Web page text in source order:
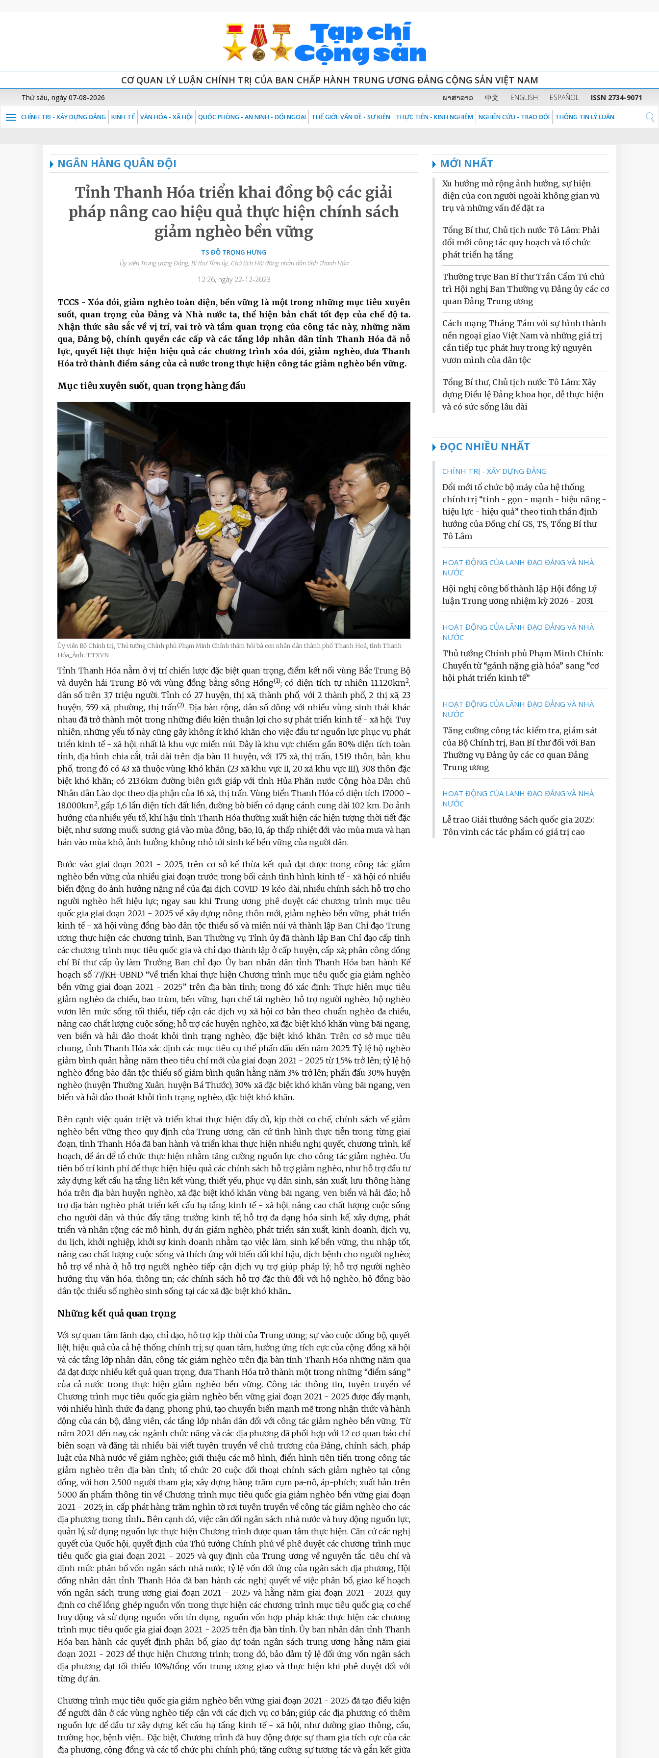
CƠ QUAN LÝ LUẬN CHÍNH TRỊ CỦA BAN CHẤP HÀNH TRUNG ƯƠNG ĐẢNG CỘNG SẢN VIỆT NAM
Thứ sáu, ngày 07-08-2026 ພາສາລາວ 中文 ENGLISH ESPAÑOL ISSN 2734-9071
CHÍNH TRỊ - XÂY DỰNG ĐẢNG KINH TẾ VĂN HÓA - XÃ HỘI QUỐC PHÒNG - AN NINH - ĐỐI NGOẠI THẾ GIỚI: VẤN ĐỀ - SỰ KIỆN THỰC TIỄN - KINH NGHIỆM NGHIÊN CỨU - TRAO ĐỔI THÔNG TIN LÝ LUẬN
NGÂN HÀNG QUÂN ĐỘI
Tỉnh Thanh Hóa triển khai đồng bộ các giải
pháp nâng cao hiệu quả thực hiện chính sách
giảm nghèo bền vững
TS ĐỖ TRỌNG HƯNG
Ủy viên Trung ương Đảng, Bí thư Tỉnh ủy, Chủ tịch Hội đồng nhân dân tỉnh Thanh Hóa
12:26, ngày 22-12-2023
TCCS - Xóa đói, giảm nghèo toàn diện, bền vững là một trong những mục tiêu xuyên
suốt, quan trọng của Đảng và Nhà nước ta, thể hiện bản chất tốt đẹp của chế độ ta.
Nhận thức sâu sắc về vị trí, vai trò và tầm quan trọng của công tác này, những năm
qua, Đảng bộ, chính quyền các cấp và các tầng lớp nhân dân tỉnh Thanh Hóa đã nỗ
lực, quyết liệt thực hiện hiệu quả các chương trình xóa đói, giảm nghèo, đưa Thanh
Hóa trở thành điểm sáng của cả nước trong thực hiện công tác giảm nghèo bền vững.
Mục tiêu xuyên suốt, quan trọng hàng đầu
Ủy viên Bộ Chính trị, Thủ tướng Chính phủ Phạm Minh Chính thăm hỏi bà con nhân dân thành phố Thanh Hoá, tỉnh Thanh
Hóa_Ảnh: TTXVN
Tỉnh Thanh Hóa nằm ở vị trí chiến lược đặc biệt quan trọng, điểm kết nối vùng Bắc Trung Bộ
và duyên hải Trung Bộ với vùng đồng bằng sông Hồng(1); có diện tích tự nhiên 11.120km2,
dân số trên 3,7 triệu người. Tỉnh có 27 huyện, thị xã, thành phố, với 2 thành phố, 2 thị xã, 23
huyện, 559 xã, phường, thị trấn(2). Địa bàn rộng, dân số đông với nhiều vùng sinh thái khác
nhau đã trở thành một trong những điều kiện thuận lợi cho sự phát triển kinh tế - xã hội. Tuy
nhiên, những yếu tố này cũng gây không ít khó khăn cho việc đầu tư nguồn lực phục vụ phát
triển kinh tế - xã hội, nhất là khu vực miền núi. Đây là khu vực chiếm gần 80% diện tích toàn
tỉnh, địa hình chia cắt, trải dài trên địa bàn 11 huyện, với 175 xã, thị trấn, 1.519 thôn, bản, khu
phố, trong đó có 43 xã thuộc vùng khó khăn (23 xã khu vực II, 20 xã khu vực III), 308 thôn đặc
biệt khó khăn; có 213,6km đường biên giới giáp với tỉnh Hủa Phăn nước Cộng hòa Dân chủ
Nhân dân Lào dọc theo địa phận của 16 xã, thị trấn. Vùng biển Thanh Hóa có diện tích 17.000 -
18.000km2, gấp 1,6 lần diện tích đất liền, đường bờ biển có dạng cánh cung dài 102 km. Do ảnh
hưởng của nhiều yếu tố, khí hậu tỉnh Thanh Hóa thường xuất hiện các hiện tượng thời tiết đặc
biệt, như sương muối, sương giá vào mùa đông, bão, lũ, áp thấp nhiệt đới vào mùa mưa và hạn
hán vào mùa khô, ảnh hưởng không nhỏ tới sinh kế bền vững của người dân.
Bước vào giai đoạn 2021 - 2025, trên cơ sở kế thừa kết quả đạt được trong công tác giảm
nghèo bền vững của nhiều giai đoạn trước; trong bối cảnh tình hình kinh tế - xã hội có nhiều
biến động do ảnh hưởng nặng nề của đại dịch COVID-19 kéo dài, nhiều chính sách hỗ trợ cho
người nghèo hết hiệu lực; ngay sau khi Trung ương phê duyệt các chương trình mục tiêu
quốc gia giai đoạn 2021 - 2025 về xây dựng nông thôn mới, giảm nghèo bền vững, phát triển
kinh tế - xã hội vùng đồng bào dân tộc thiểu số và miền núi và thành lập Ban Chỉ đạo Trung
ương thực hiện các chương trình, Ban Thường vụ Tỉnh ủy đã thành lập Ban Chỉ đạo cấp tỉnh
các chương trình mục tiêu quốc gia và chỉ đạo thành lập ở cấp huyện, cấp xã; phân công đồng
chí Bí thư cấp ủy làm Trưởng Ban chỉ đạo. Ủy ban nhân dân tỉnh Thanh Hóa ban hành Kế
hoạch số 77/KH-UBND “Về triển khai thực hiện Chương trình mục tiêu quốc gia giảm nghèo
bền vững giai đoạn 2021 - 2025” trên địa bàn tỉnh; trong đó xác định: Thực hiện mục tiêu
giảm nghèo đa chiều, bao trùm, bền vững, hạn chế tái nghèo; hỗ trợ người nghèo, hộ nghèo
vươn lên mức sống tối thiểu, tiếp cận các dịch vụ xã hội cơ bản theo chuẩn nghèo đa chiều,
nâng cao chất lượng cuộc sống; hỗ trợ các huyện nghèo, xã đặc biệt khó khăn vùng bãi ngang,
ven biển và hải đảo thoát khỏi tình trạng nghèo, đặc biệt khó khăn. Trên cơ sở mục tiêu
chung, tỉnh Thanh Hóa xác định các mục tiêu cụ thể phấn đấu đến năm 2025: Tỷ lệ hộ nghèo
giảm bình quân hằng năm theo tiêu chí mới của giai đoạn 2021 - 2025 từ 1,5% trở lên; tỷ lệ hộ
nghèo đồng bào dân tộc thiểu số giảm bình quân hằng năm 3% trở lên; phấn đấu 30% huyện
nghèo (huyện Thường Xuân, huyện Bá Thước), 30% xã đặc biệt khó khăn vùng bãi ngang, ven
biển và hải đảo thoát khỏi tình trạng nghèo, đặc biệt khó khăn.
Bên cạnh việc quán triệt và triển khai thực hiện đầy đủ, kịp thời cơ chế, chính sách về giảm
nghèo bền vững theo quy định của Trung ương; căn cứ tình hình thực tiễn trong từng giai
đoạn, tỉnh Thanh Hóa đã ban hành và triển khai thực hiện nhiều nghị quyết, chương trình, kế
hoạch, đề án để tổ chức thực hiện nhằm tăng cường nguồn lực cho công tác giảm nghèo. Ưu
tiên bố trí kinh phí để thực hiện hiệu quả các chính sách hỗ trợ giảm nghèo, như hỗ trợ đầu tư
xây dựng kết cấu hạ tầng liên kết vùng, thiết yếu, phục vụ dân sinh, sản xuất, lưu thông hàng
hóa trên địa bàn huyện nghèo, xã đặc biệt khó khăn vùng bãi ngang, ven biển và hải đảo; hỗ
trợ địa bàn nghèo phát triển kết cấu hạ tầng kinh tế - xã hội, nâng cao chất lượng cuộc sống
cho người dân và thúc đẩy tăng trưởng kinh tế; hỗ trợ đa dạng hóa sinh kế, xây dựng, phát
triển và nhân rộng các mô hình, dự án giảm nghèo, phát triển sản xuất, kinh doanh, dịch vụ,
du lịch, khởi nghiệp, khởi sự kinh doanh nhằm tạo việc làm, sinh kế bền vững, thu nhập tốt,
nâng cao chất lượng cuộc sống và thích ứng với biến đổi khí hậu, dịch bệnh cho người nghèo;
hỗ trợ về nhà ở; hỗ trợ người nghèo tiếp cận dịch vụ trợ giúp pháp lý; hỗ trợ người nghèo
hưởng thụ văn hóa, thông tin; các chính sách hỗ trợ đặc thù đối với hộ nghèo, hộ đồng bào
dân tộc thiểu số nghèo sinh sống tại các xã đặc biệt khó khăn...
Những kết quả quan trọng
Với sự quan tâm lãnh đạo, chỉ đạo, hỗ trợ kịp thời của Trung ương; sự vào cuộc đồng bộ, quyết
liệt, hiệu quả của cả hệ thống chính trị; sự quan tâm, hưởng ứng tích cực của cộng đồng xã hội
và các tầng lớp nhân dân, công tác giảm nghèo trên địa bàn tỉnh Thanh Hóa những năm qua
đã đạt được nhiều kết quả quan trọng, đưa Thanh Hóa trở thành một trong những “điểm sáng”
của cả nước trong thực hiện giảm nghèo bền vững. Công tác thông tin, tuyên truyền về
Chương trình mục tiêu quốc gia giảm nghèo bền vững giai đoạn 2021 - 2025 được đẩy mạnh,
với nhiều hình thức đa dạng, phong phú, tạo chuyển biến mạnh mẽ trong nhận thức và hành
động của cán bộ, đảng viên, các tầng lớp nhân dân đối với công tác giảm nghèo bền vững. Từ
năm 2021 đến nay, các ngành chức năng và các địa phương đã phối hợp với 12 cơ quan báo chí
biên soạn và đăng tải nhiều bài viết tuyên truyền về chủ trương của Đảng, chính sách, pháp
luật của Nhà nước về giảm nghèo; giới thiệu các mô hình, điển hình tiên tiến trong công tác
giảm nghèo trên địa bàn tỉnh; tổ chức 20 cuộc đối thoại chính sách giảm nghèo tại cộng
đồng, với hơn 2.500 người tham gia; xây dựng hàng trăm cụm pa-nô, áp-phích; xuất bản trên
5.000 ấn phẩm thông tin về Chương trình mục tiêu quốc gia giảm nghèo bền vững giai đoạn
2021 - 2025; in, cấp phát hàng trăm nghìn tờ rơi tuyên truyền về công tác giảm nghèo cho các
địa phương trong tỉnh... Bên cạnh đó, việc cân đối ngân sách nhà nước và huy động nguồn lực,
quản lý, sử dụng nguồn lực thực hiện Chương trình được quan tâm thực hiện. Căn cứ các nghị
quyết của Quốc hội, quyết định của Thủ tướng Chính phủ về phê duyệt các chương trình mục
tiêu quốc gia giai đoạn 2021 - 2025 và quy định của Trung ương về nguyên tắc, tiêu chí và
định mức phân bổ vốn ngân sách nhà nước, tỷ lệ vốn đối ứng của ngân sách địa phương, Hội
đồng nhân dân tỉnh Thanh Hóa đã ban hành các nghị quyết về việc phân bổ, giao kế hoạch
vốn ngân sách trung ương giai đoạn 2021 - 2025 và hằng năm giai đoạn 2021 - 2023; quy
định cơ chế lồng ghép nguồn vốn trong thực hiện các chương trình mục tiêu quốc gia; cơ chế
huy động và sử dụng nguồn vốn tín dụng, nguồn vốn hợp pháp khác thực hiện các chương
trình mục tiêu quốc gia giai đoạn 2021 - 2025 trên địa bàn tỉnh. Ủy ban nhân dân tỉnh Thanh
Hóa ban hành các quyết định phân bổ, giao dự toán ngân sách trung ương hằng năm giai
đoạn 2021 - 2023 để thực hiện Chương trình; trong đó, bảo đảm tỷ lệ đối ứng vốn ngân sách
địa phương đạt tối thiểu 10%/tổng vốn trung ương giao và thực hiện khi phê duyệt đối với
từng dự án.
Chương trình mục tiêu quốc gia giảm nghèo bền vững giai đoạn 2021 - 2025 đã tạo điều kiện
để người dân ở các vùng nghèo tiếp cận với các dịch vụ cơ bản; giúp các địa phương có thêm
nguồn lực để đầu tư xây dựng kết cấu hạ tầng kinh tế - xã hội, như đường giao thông, cầu,
trường học, bệnh viện... Đặc biệt, Chương trình đã huy động được sự tham gia tích cực của các
địa phương, cộng đồng và các tổ chức phi chính phủ; tăng cường sự tương tác và gắn kết giữa
MỚI NHẤT
Xu hướng mở rộng ảnh hưởng, sự hiện
diện của con người ngoài không gian vũ
trụ và những vấn đề đặt ra
Tổng Bí thư, Chủ tịch nước Tô Lâm: Phải
đổi mới công tác quy hoạch và tổ chức
phát triển hạ tầng
Thường trực Ban Bí thư Trần Cẩm Tú chủ
trì Hội nghị Ban Thường vụ Đảng ủy các cơ
quan Đảng Trung ương
Cách mạng Tháng Tám với sự hình thành
nền ngoại giao Việt Nam và những giá trị
cần tiếp tục phát huy trong kỷ nguyên
vươn mình của dân tộc
Tổng Bí thư, Chủ tịch nước Tô Lâm: Xây
dựng Điều lệ Đảng khoa học, dễ thực hiện
và có sức sống lâu dài
ĐỌC NHIỀU NHẤT
CHÍNH TRỊ - XÂY DỰNG ĐẢNG
Đổi mới tổ chức bộ máy của hệ thống
chính trị “tinh - gọn - mạnh - hiệu năng -
hiệu lực - hiệu quả” theo tinh thần định
hướng của Đồng chí GS, TS, Tổng Bí thư
Tô Lâm
HOẠT ĐỘNG CỦA LÃNH ĐẠO ĐẢNG VÀ NHÀ
NƯỚC
Hội nghị công bố thành lập Hội đồng Lý
luận Trung ương nhiệm kỳ 2026 - 2031
HOẠT ĐỘNG CỦA LÃNH ĐẠO ĐẢNG VÀ NHÀ
NƯỚC
Thủ tướng Chính phủ Phạm Minh Chính:
Chuyển từ “gánh nặng già hóa” sang “cơ
hội phát triển kinh tế”
HOẠT ĐỘNG CỦA LÃNH ĐẠO ĐẢNG VÀ NHÀ
NƯỚC
Tăng cường công tác kiểm tra, giám sát
của Bộ Chính trị, Ban Bí thư đối với Ban
Thường vụ Đảng ủy các cơ quan Đảng
Trung ương
HOẠT ĐỘNG CỦA LÃNH ĐẠO ĐẢNG VÀ NHÀ
NƯỚC
Lễ trao Giải thưởng Sách quốc gia 2025:
Tôn vinh các tác phẩm có giá trị cao